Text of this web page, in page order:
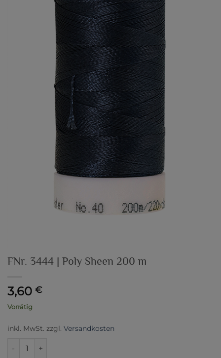
FNr. 3444 | Poly Sheen 200 m
3,60 €
Vorrätig
inkl. MwSt. zzgl. Versandkosten